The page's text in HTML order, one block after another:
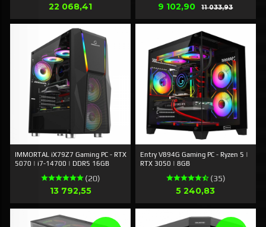
Pris
22 068,41 Tilbud
9 102,90 11 033,93Rabat
IMMORTAL iX79Z7 Gaming PC - RTX
5070 | i7-14700 | DDR5 16GB
(20)
Pris
13 792,55
Entry V894G Gaming PC - Ryzen 5 |
RTX 3050 | 8GB
(35)
Pris
5 240,83